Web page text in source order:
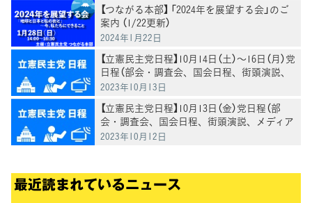
【つながる本部】 「2024年を展望する会」のご
案内 （1/22更新）
2024年1月22日
【立憲民主党日程】10月14日（土）～16日（月）党
日程（部会・調査会、国会日程、街頭演説、
メディア出演等）
2023年10月13日
【立憲民主党日程】10月13日（金）党日程（部
会・調査会、国会日程、街頭演説、メディア
出演等）
2023年10月12日
最近読まれているニュース